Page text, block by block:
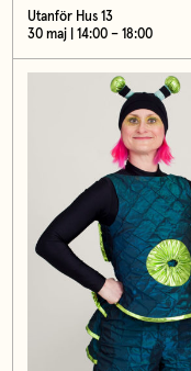
Utanför Hus 13
30 maj | 14:00 – 18:00